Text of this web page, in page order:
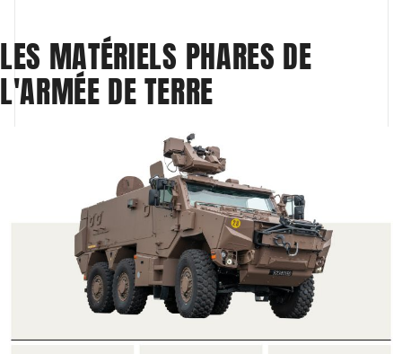
LES MATÉRIELS PHARES DE
L'ARMÉE DE TERRE